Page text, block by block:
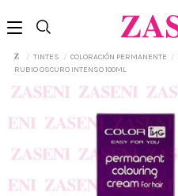
TINTES COLORACIÓN PERMANENTE
RUBIO OSCURO INTENSO 100ML